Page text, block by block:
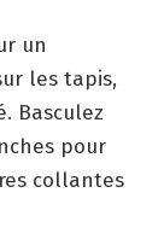
un
les tapis,
Basculez
pour
collantes